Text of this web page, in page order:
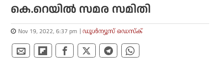
കെ.റെയില്‍ സമര സമിതി
Nov 19, 2022, 6:37 pm ഡൂള്‍ന്യൂസ് ഡെസ്‌ക്